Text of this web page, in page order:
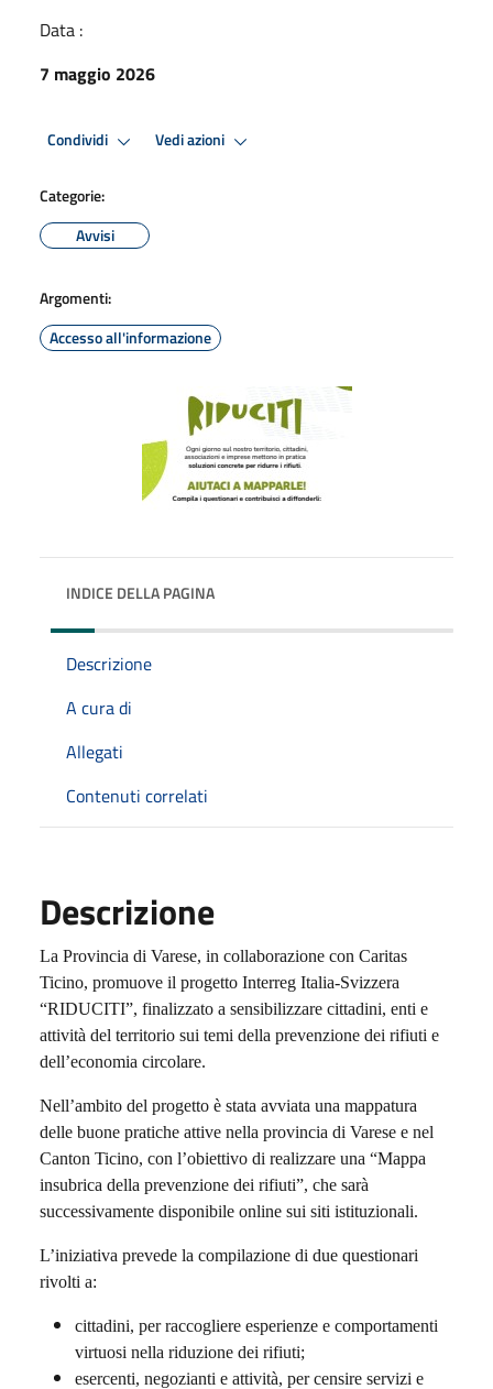
Data :
7 maggio 2026
Condividi Vedi azioni
Categorie:
Avvisi
Argomenti:
Accesso all'informazione
INDICE DELLA PAGINA
Descrizione
A cura di
Allegati
Contenuti correlati
Descrizione
La Provincia di Varese, in collaborazione con Caritas
Ticino, promuove il progetto Interreg Italia-Svizzera
“RIDUCITI”, finalizzato a sensibilizzare cittadini, enti e
attività del territorio sui temi della prevenzione dei rifiuti e
dell’economia circolare.
Nell’ambito del progetto è stata avviata una mappatura
delle buone pratiche attive nella provincia di Varese e nel
Canton Ticino, con l’obiettivo di realizzare una “Mappa
insubrica della prevenzione dei rifiuti”, che sarà
successivamente disponibile online sui siti istituzionali.
L’iniziativa prevede la compilazione di due questionari
rivolti a:
cittadini, per raccogliere esperienze e comportamenti
virtuosi nella riduzione dei rifiuti;
esercenti, negozianti e attività, per censire servizi e